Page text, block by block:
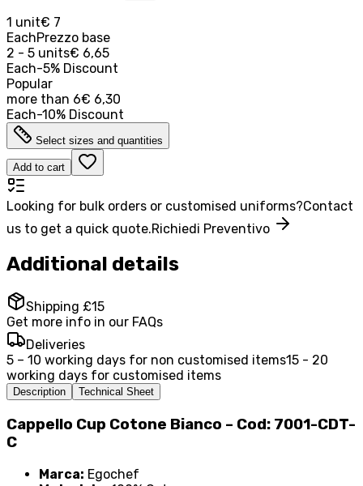
1 unit€ 7
EachPrezzo base
2 - 5 units€ 6,65
Each-5% Discount
Popular
more than 6€ 6,30
Each-10% Discount
Select sizes and quantities
Add to cart
Looking for bulk orders or customised uniforms?Contact
us to get a quick quote.Richiedi Preventivo
Additional details
Shipping £15
Get more info in our FAQs
Deliveries
5 – 10 working days for non customised items15 - 20
working days for customised items
Description Technical Sheet
Cappello Cup Cotone Bianco – Cod: 7001-CDT-
C
Marca: Egochef